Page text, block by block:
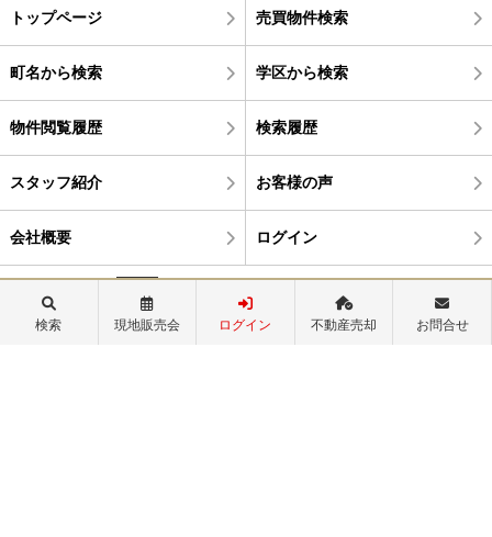
トップページ 売買物件検索
町名から検索 学区から検索
物件閲覧履歴 検索履歴
スタッフ紹介 お客様の声
会社概要 ログイン
0120-82-2665
営業時間：9:30～18:00
検索 現地販売会 ログイン 不動産売却 お問合せ